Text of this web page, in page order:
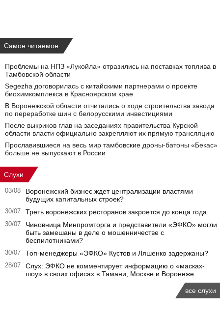
Самое читаемое
Проблемы на НПЗ «Лукойла» отразились на поставках топлива в
Тамбовской области
Segezha договорилась с китайскими партнерами о проекте
биохимкомплекса в Красноярском крае
В Воронежской области отчитались о ходе строительства завода
по переработке шин с белорусскими инвестициями
После выкриков глав на заседаниях правительства Курской
области власти официально закрепляют их прямую трансляцию
Прославившиеся на весь мир тамбовские дроны-батоны «Бекас»
больше не выпускают в России
Слухи
03/08
Воронежский бизнес ждет централизации властями
будущих капитальных строек?
30/07 Треть воронежских ресторанов закроется до конца года
30/07
Чиновница Минпромторга и представители «ЭФКО» могли
быть замешаны в деле о мошенничестве с
беспилотниками?
30/07 Топ-менеджеры «ЭФКО» Кустов и Ляшенко задержаны?
28/07
Слух: ЭФКО не комментирует информацию о «масках-
шоу» в своих офисах в Тамани, Москве и Воронеже
все слухи